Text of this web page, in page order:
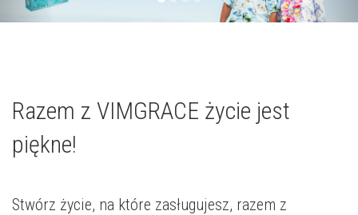
Razem z VIMGRACE życie jest
piękne!
Stwórz życie, na które zasługujesz, razem z